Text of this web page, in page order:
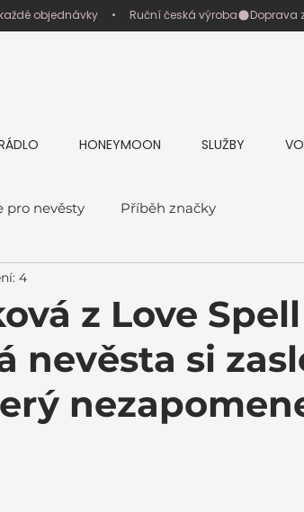
objednávky     •     Ruční česká výroba
HONEYMOON SLUŽBY
pro nevěsty Příběh značky
z Love Spell
nevěsta si
4